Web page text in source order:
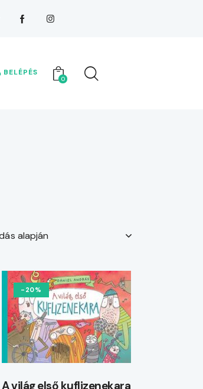
BELÉPÉS
0
-20%
A világ első kuflizenekara